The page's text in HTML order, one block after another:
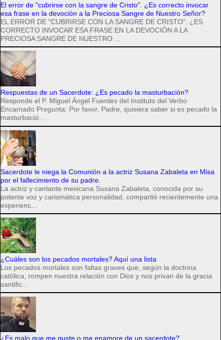
El error de "cubrirse con la sangre de Cristo". ¿Es correcto invocar
esa frase en la devoción a la Preciosa Sangre de Nuestro Señor?
EL ERROR DE "CUBRIRSE CON LA SANGRE DE CRISTO". ¿ES
CORRECTO INVOCAR ESA FRASE EN LA DEVOCIÓN A LA
PRECIOSA SANGRE DE NUESTRO ...
Respuestas de un Sacerdote: ¿Es pecado la masturbación?
Responde el P. Miguel Ángel Fuentes del Instituto del Verbo
Encarnado Pregunta: Por favor, Padre, quisiera saber si es pecado la
masturbació...
Sacerdote le niega la Comunión a la actriz Susana Zabaleta en Misa
por el fallecimiento de su padre.
La actriz y cantante mexicana Susana Zabaleta, conocida por su
potente voz y carismática personalidad, compartió recientemente una
experienc...
¿Cuáles son los pecados mortales? Aquí una lista
Los pecados mortales son faltas graves que, según la doctrina
católica, rompen nuestra relación con Dios y nos privan de la gracia
santific...
¿Es malo que me guste o me enamore de un sacerdote?